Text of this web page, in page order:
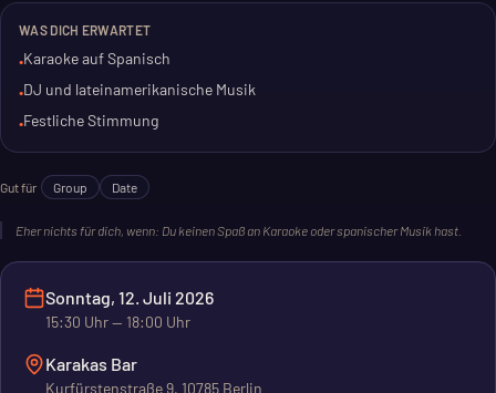
sorgt für die passende Musik.
Erwarte einen Abend voller lateinamerikanischer Rhythmen
geht bis 18:00 Uhr. Tickets gibt es ab 3 Euro.
WAS DICH ERWARTET
•Karaoke auf Spanisch
•DJ und lateinamerikanische Musik
•Festliche Stimmung
Gut für Group Date
Eher nichts für dich, wenn: Du keinen Spaß an Karaoke oder spanischer Musik hast.
Sonntag, 12. Juli 2026
15:30 Uhr— 18:00 Uhr
Karakas Bar
Kurfürstenstraße 9, 10785 Berlin